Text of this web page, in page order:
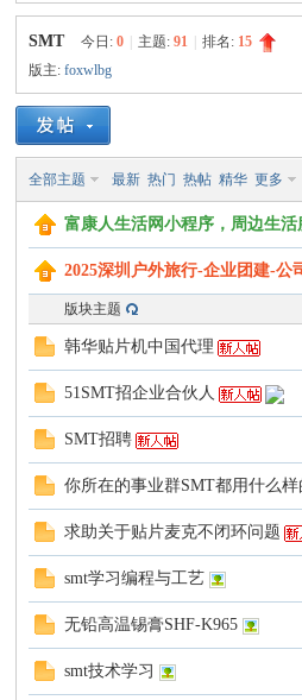
康
›
SMT 今日:0 主题:91 排名: 15
版主:foxwlbg
全部主题 最新 热门 热帖 精华 更多
富康人生活网小程序，周边生活
2025深圳户外旅行-企业团建-公
版块主题
韩华贴片机中国代理
51SMT招企业合伙人
SMT招聘
你所在的事业群SMT都用什么样
求助关于贴片麦克不闭环问题
smt学习编程与工艺
无铅高温锡膏SHF-K965
smt技术学习